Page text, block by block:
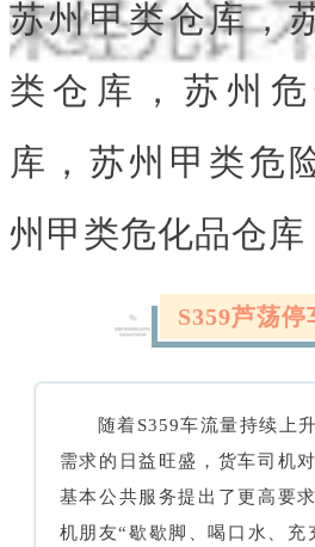
苏州甲类仓库，
类仓库，苏州
库，苏州甲类危
州甲类危化品仓库
S359芦荡停
随着S359车流量持续上
需求的日益旺盛，货车司机
基本公共服务提出了更高要
机朋友“歇歇脚、喝口水、充